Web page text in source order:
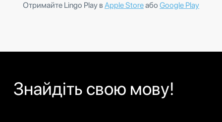
Отримайте Lingo Play в Apple Storeабо Google Play
Знайдіть свою мову!